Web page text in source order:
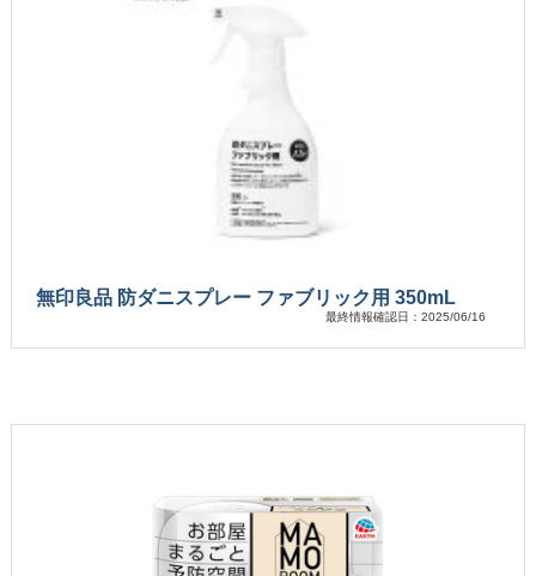
無印良品 防ダニスプレー ファブリック用 350mL
最終情報確認日：2025/06/16